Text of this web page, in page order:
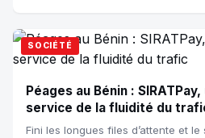
SOCIÉTÉ
Péages au Bénin :
service de la fluidité du
Fini les longues files d’attente et